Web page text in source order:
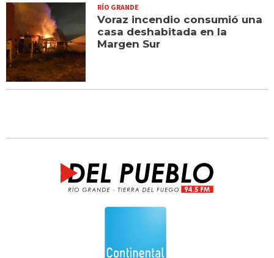
RÍO GRANDE
Voraz incendio consumió una
casa deshabitada en la
Margen Sur